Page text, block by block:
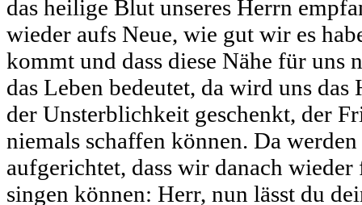
das heilige Blut unseres Herrn
wieder aufs Neue, wie gut wir es
kommt und dass diese Nähe für uns
das Leben bedeutet, da wird uns
der Unsterblichkeit geschenkt, der
niemals schaffen können. Da
aufgerichtet, dass wir danach
singen können: Herr, nun lässt du